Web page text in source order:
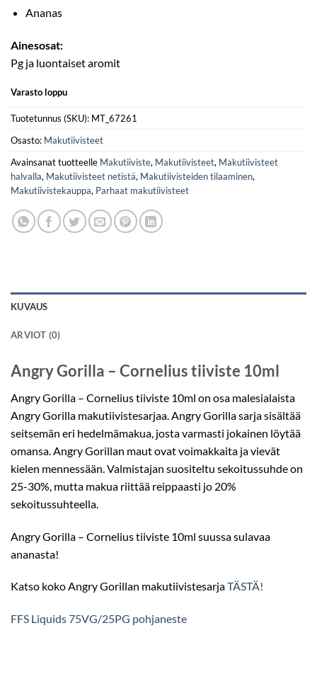
Ananas
Ainesosat:
Pg ja luontaiset aromit
Varasto loppu
Tuotetunnus (SKU): MT_67261
Osasto: Makutiivisteet
Avainsanat tuotteelle Makutiiviste, Makutiivisteet, Makutiivisteet
halvalla, Makutiivisteet netistä, Makutiivisteiden tilaaminen,
Makutiivistekauppa, Parhaat makutiivisteet
KUVAUS
ARVIOT (0)
Angry Gorilla – Cornelius tiiviste 10ml
Angry Gorilla – Cornelius tiiviste 10ml on osa malesialaista
Angry Gorilla makutiivistesarjaa. Angry Gorilla sarja sisältää
seitsemän eri hedelmämakua, josta varmasti jokainen löytää
omansa. Angry Gorillan maut ovat voimakkaita ja vievät
kielen mennessään. Valmistajan suositeltu sekoitussuhde on
25-30%, mutta makua riittää reippaasti jo 20%
sekoitussuhteella.
Angry Gorilla – Cornelius tiiviste 10ml suussa sulavaa
ananasta!
Katso koko Angry Gorillan makutiivistesarjaTÄSTÄ!
FFS Liquids 75VG/25PG pohjaneste